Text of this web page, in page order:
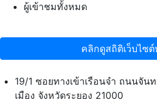
ผู้เข้าชมทั้งหมด
คลิกดูสถิติเว็บไซ
19/1 ซอยทางเข้าเรือนจำ ถนนจัน
เมือง จังหวัดระยอง 21000